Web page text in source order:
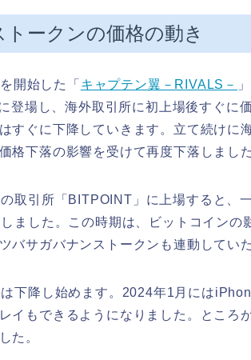
ークンの価格の動き
開始した「 キャプテン翼－RIVALS－
登場し、海外取引所に初上場後すぐに
すぐに下降していきます。立て続けに
格下落の影響を受けて再度下落しました
取引所「BITPOINT」に上場すると、
ました。この時期は、ビットコインの
バサガバナンストークンも連動してい
下降し始めます。2024年1月には
イもできるようになりました。ところ
た。